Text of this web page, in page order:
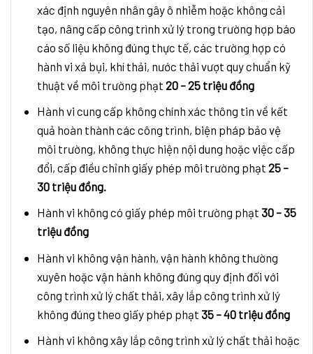
xác định nguyên nhân gây ô nhiễm hoặc không cải
tạo, nâng cấp công trình xử lý trong trường hợp báo
cáo số liệu không đúng thực tế, các trường hợp có
hành vi xả bụi, khí thải, nước thải vượt quy chuẩn kỹ
thuật về môi trường phạt20 – 25 triệu đồng
Hành vi cung cấp không chính xác thông tin về kết
quả hoàn thành các công trình, biện pháp bảo vệ
môi trường, không thực hiện nội dung hoặc việc cấp
đổi, cấp điều chỉnh giấy phép môi trường phạt25 –
30 triệu đồng.
Hành vi không có giấy phép môi trường phạt 30 – 35
triệu đồng
Hành vi không vận hành, vận hành không thường
xuyên hoặc vận hành không đúng quy định đối với
công trình xử lý chất thải, xây lắp công trình xử lý
không đúng theo giấy phép phạt 35 – 40 triệu đồng
Hành vi không xây lắp công trình xử lý chất thải hoặc